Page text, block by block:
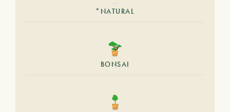
*NATURAL
BONSAI